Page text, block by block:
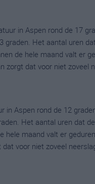
in Aspen rond de 17
Het aantal uren
de hele maand valt er
zorgt dat voor niet zoveel
in Aspen rond de 12
Het aantal uren dat
hele maand valt er
voor niet zoveel